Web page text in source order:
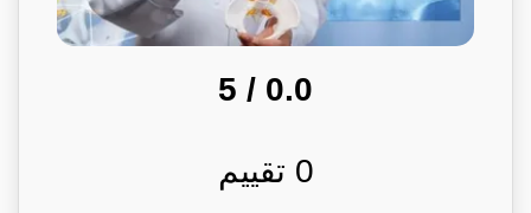
0.0
/ 5
0 تقييم